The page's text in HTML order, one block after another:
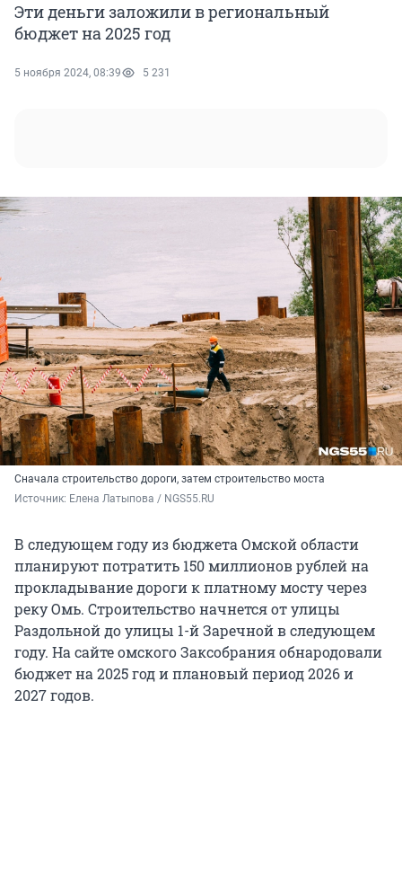
Эти деньги заложили в региональный
бюджет на 2025 год
5 ноября 2024, 08:39 5 231
Сначала строительство дороги, затем строительство моста
Источник: Елена Латыпова / NGS55.RU
В следующем году из бюджета Омской области
планируют потратить 150 миллионов рублей на
прокладывание дороги к платному мосту через
реку Омь. Строительство начнется от улицы
Раздольной до улицы 1-й Заречной в следующем
году. На сайте омского Заксобрания обнародовали
бюджет на 2025 год и плановый период 2026 и
2027 годов.